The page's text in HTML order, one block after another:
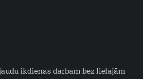
ikdienas darbam bez lielajām